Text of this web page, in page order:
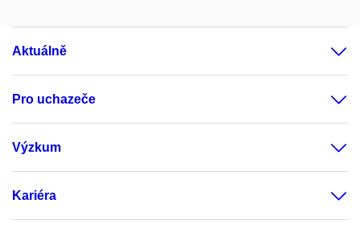
Aktuálně
Pro uchazeče
Výzkum
Kariéra